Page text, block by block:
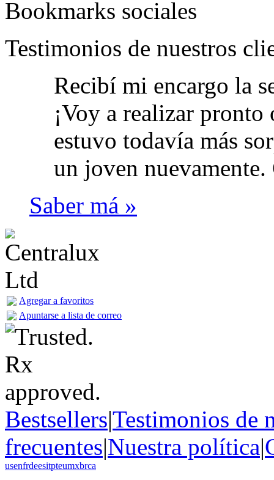
Bookmarks sociales
Testimonios de nuestros
Recibí mi encargo la
¡Voy a realizar
estuvo todavía más
un joven
Saber má »
Agregar a favoritos
Apuntarse a lista de correo
Bestsellers|Testimonios de
frecuentes|Nuestra política|
usenfrdeesitpteumxbrca